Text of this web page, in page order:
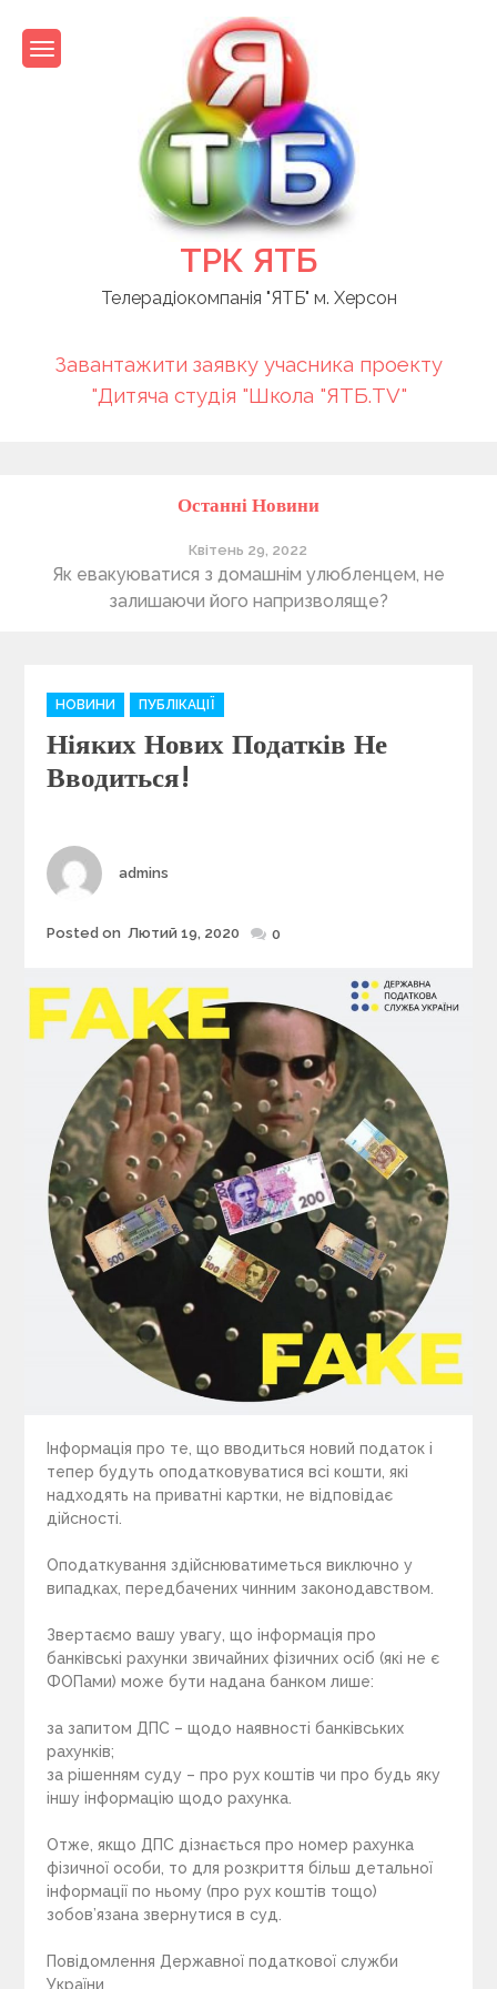
content
ТРК ЯТБ
Телерадіокомпанія "ЯТБ" м. Херсон
Завантажити заявку учасника проекту
"Дитяча студія "Школа "ЯТБ.TV"
Останні Новини
Квітень 29, 2022
Як евакуюватися з домашнім улюбленцем, не
залишаючи його напризволяще?
C
a
e
g
i
e
НОВИНИ ПУБЛІКАЦІЇ
Ніяких Нових Податків Не
Вводиться!
Author
admins
Posted
Posted on Лютий 19, 2020 0
Інформація про те, що вводиться новий податок і
тепер будуть оподатковуватися всі кошти, які
надходять на приватні картки, не відповідає
дійсності.
Оподаткування здійснюватиметься виключно у
випадках, передбачених чинним законодавством.
Звертаємо вашу увагу, що інформація про
банківські рахунки звичайних фізичних осіб (які не є
ФОПами) може бути надана банком лише:
за запитом ДПС – щодо наявності банківських
рахунків;
за рішенням суду – про рух коштів чи про будь яку
іншу інформацію щодо рахунка.
Отже, якщо ДПС дізнається про номер рахунка
фізичної особи, то для розкриття більш детальної
інформації по ньому (про рух коштів тощо)
зобов’язана звернутися в суд.
Повідомлення Державної податкової служби
України